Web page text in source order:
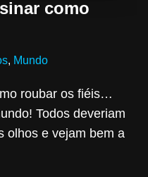
como
Mundo
roubar os fiéis…
Todos deveriam
olhos e vejam bem a